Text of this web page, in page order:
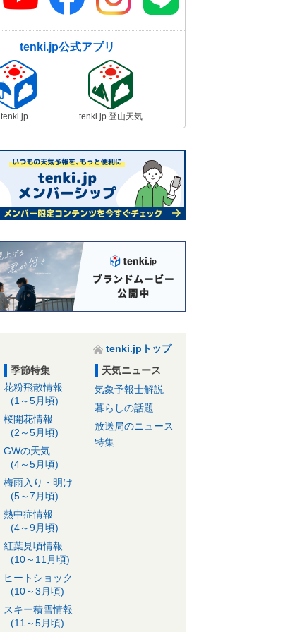
tenki.jp公式アプリ
tenki.jp tenki.jp 登山天気
tenki.jpトップ
季節特集
花粉飛散情報
(1～5月頃)
桜開花情報
(2～5月頃)
GWの天気
(4～5月頃)
梅雨入り・明け
(5～7月頃)
熱中症情報
(4～9月頃)
紅葉見頃情報
(10～11月頃)
ヒートショック
(10～3月頃)
スキー積雪情報
(11～5月頃)
天気ニュース
気象予報士解説
暮らしの話題
放送局のニュース
特集